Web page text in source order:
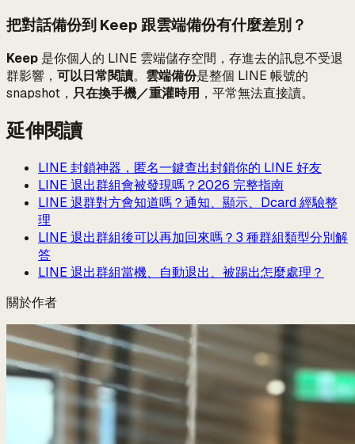
把對話備份到 Keep 跟雲端備份有什麼差別？
Keep 是你個人的 LINE 雲端儲存空間，存進去的訊息不受退
群影響， 可以日常閱讀。 雲端備份是整個 LINE 帳號的
snapshot， 只在換手機／重灌時用 ，平常無法直接讀。
延伸閱讀
LINE 封鎖神器，匿名一鍵查出封鎖你的 LINE 好友
LINE 退出群組會被發現嗎？2026 完整指南
LINE 退群對方會知道嗎？通知、顯示、Dcard 經驗整
理
LINE 退出群組後可以再加回來嗎？3 種群組類型分別解
答
LINE 退出群組當機、自動退出、被踢出怎麼處理？
關於作者